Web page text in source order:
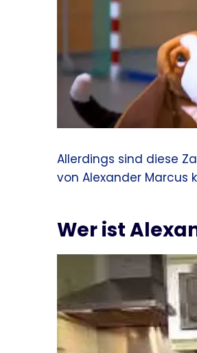
Allerdings sind diese
von Alexander Marcus
Wer ist